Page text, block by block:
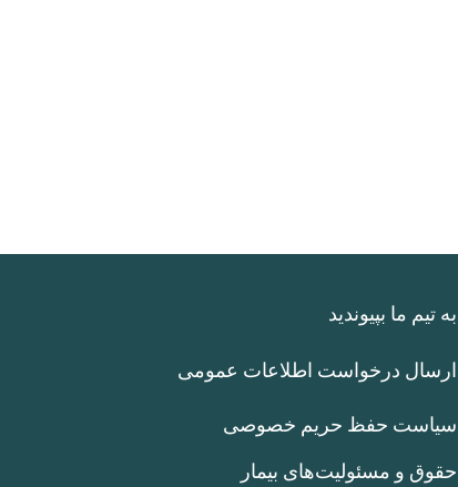
به تیم ما بپیوندید
ارسال درخواست اطلاعات عمومی
سیاست حفظ حریم خصوصی
حقوق و مسئولیت‌های بیمار